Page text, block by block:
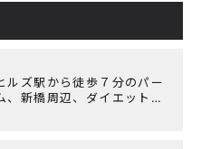
ルズ駅から徒歩７分のパー
、新橋周辺、ダイエットに